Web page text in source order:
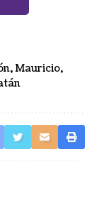
,Mauricio,